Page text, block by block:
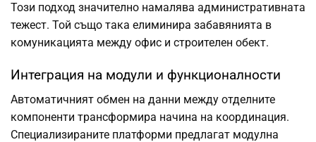
Този подход значително намалява административната
тежест. Той също така елиминира забавянията в
комуникацията между офис и строителен обект.
Интеграция на модули и функционалности
Автоматичният обмен на данни между отделните
компоненти трансформира начина на координация.
Специализираните платформи предлагат модулна